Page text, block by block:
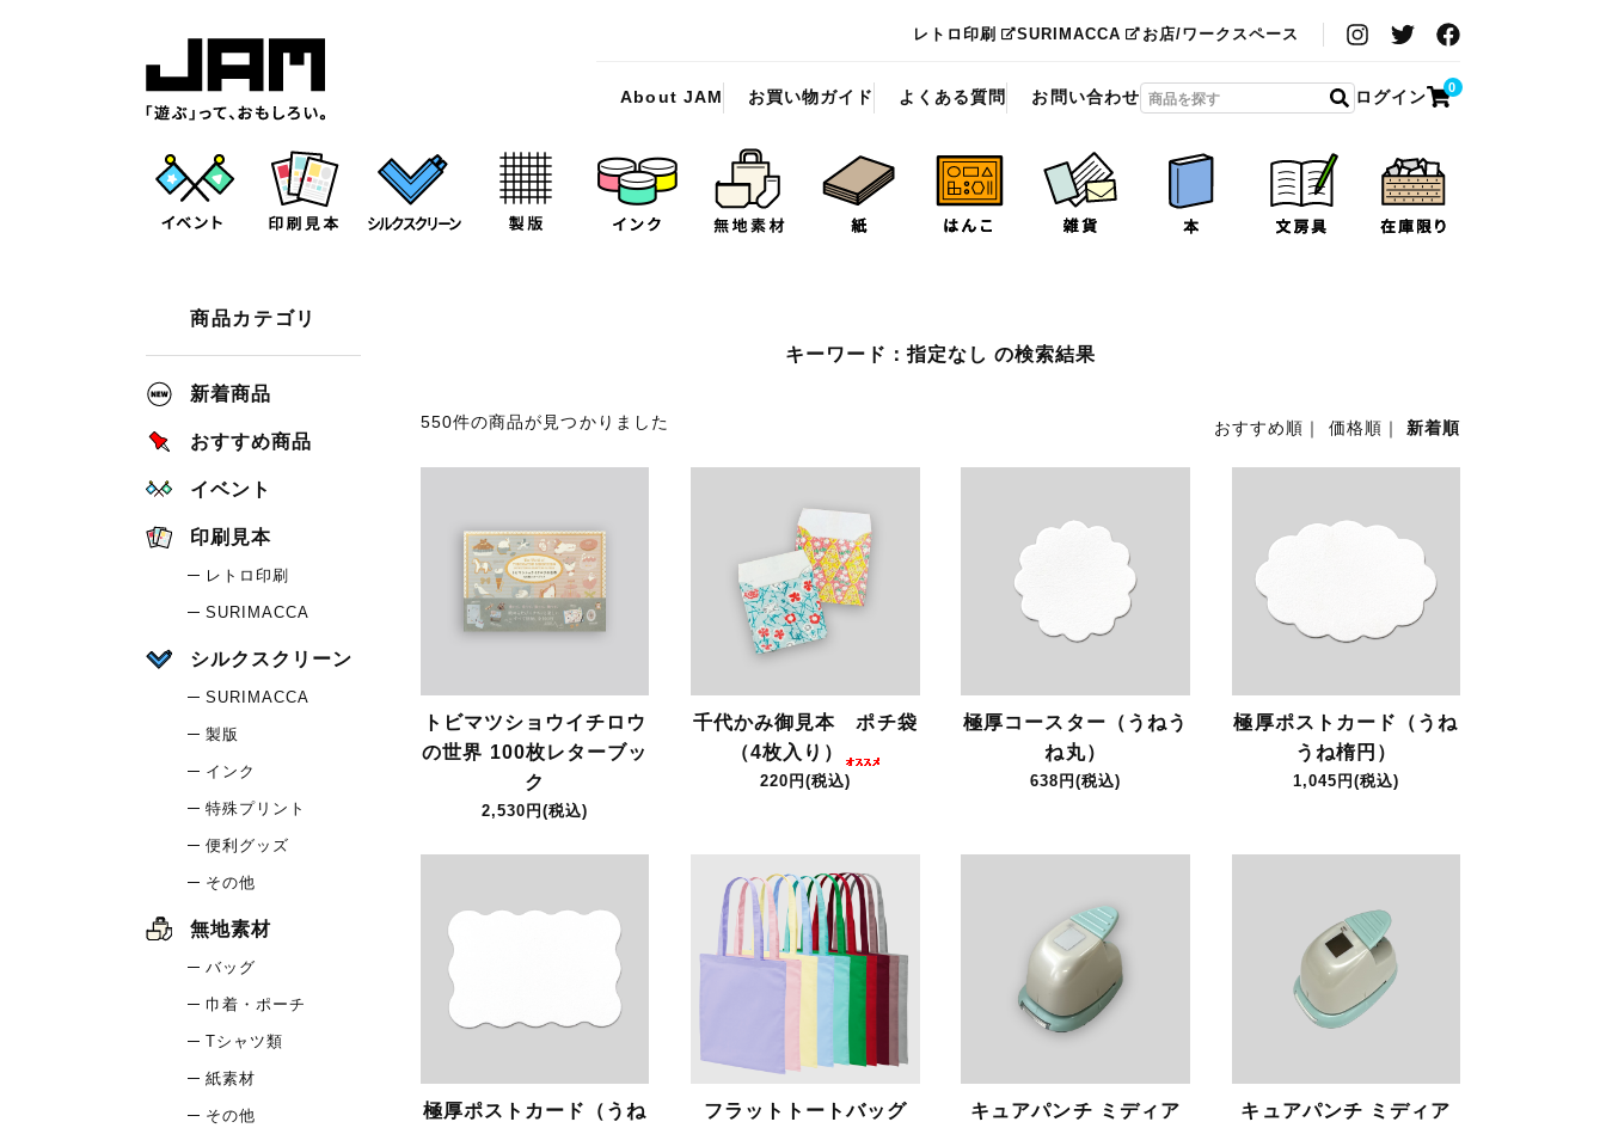
レトロ印刷 SURIMACCA お店/ワークスペース
About JAM お買い物ガイド よくある質問 お問い合わせ ログイン 0
キーワード：指定なし の検索結果
550件の商品が見つかりました おすすめ順 ｜ 価格順 ｜ 新着順
トビマツショウイチロウ
の世界 100枚レターブッ
ク
2,530円(税込)
千代かみ御見本 ポチ袋
（4枚入り）
220円(税込)
極厚コースター（うねう
ね丸）
638円(税込)
極厚ポストカード（うね
うね楕円）
1,045円(税込)
極厚ポストカード（うね
フラットトートバッグ
キュアパンチ ミディア
キュアパンチ ミディア
商品カテゴリ
新着商品
おすすめ商品
イベント
印刷見本
レトロ印刷
SURIMACCA
シルクスクリーン
SURIMACCA
製版
インク
特殊プリント
便利グッズ
その他
無地素材
バッグ
巾着・ポーチ
Tシャツ類
紙素材
その他